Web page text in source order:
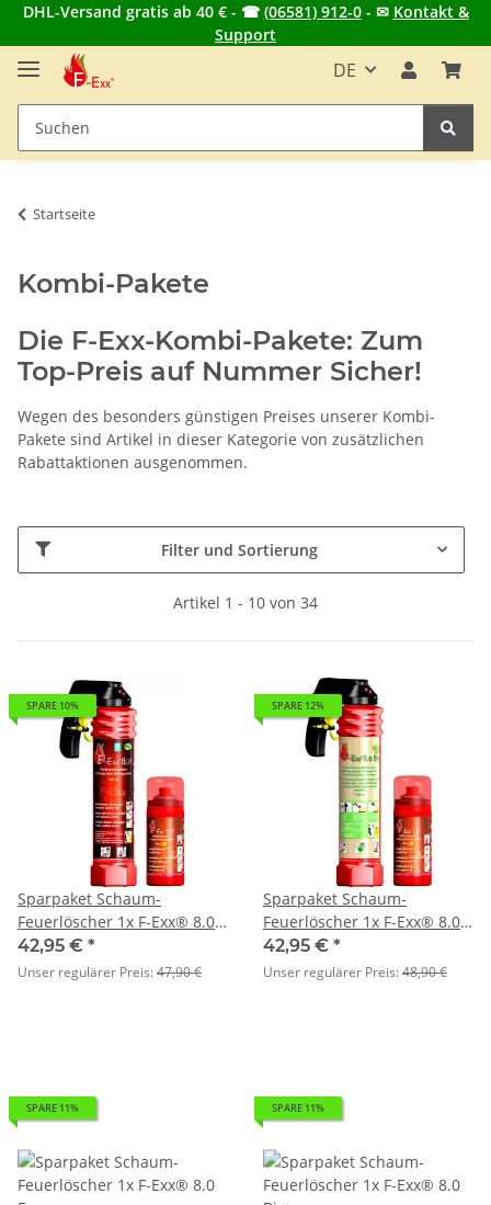
DHL-Versand gratis ab 40 € - ☎ (06581) 912-0- ✉ Kontakt &
Support
DE
Startseite
Kombi-Pakete
Die F-Exx-Kombi-Pakete: Zum
Top-Preis auf Nummer Sicher!
Wegen des besonders günstigen Preises unserer Kombi-
Pakete sind Artikel in dieser Kategorie von zusätzlichen
Rabattaktionen ausgenommen.
Filter und Sortierung
Artikel 1 - 10 von 34
SPARE 10%
Sparpaket Schaum-
Feuerlöscher 1x F-Exx® 8.0
F, 1x F-Exx® 1.5 F
42,95 € *
Unser regulärer Preis:47,90 €
SPARE 12%
Sparpaket Schaum-
Feuerlöscher 1x F-Exx® 8.0
Bio, 1x F-Exx® 1.5 F
42,95 € *
Unser regulärer Preis:48,90 €
SPARE 11% SPARE 11%